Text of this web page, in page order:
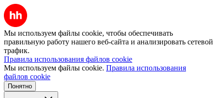
Мы используем файлы cookie, чтобы обеспечивать
правильную работу нашего веб-сайта и анализировать сетевой
трафик.
Правила использования файлов cookie
Мы используем файлы cookie. Правила использования
файлов cookie
Понятно